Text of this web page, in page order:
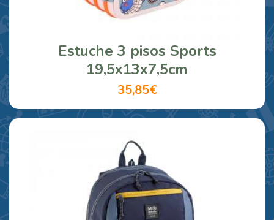
Estuche 3 pisos Sports
19,5x13x7,5cm
35,85€